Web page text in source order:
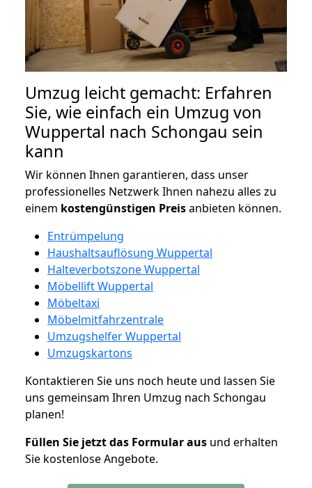
Umzug leicht gemacht: Erfahren
Sie, wie einfach ein Umzug von
Wuppertal nach Schongau sein
kann
Wir können Ihnen garantieren, dass unser
professionelles Netzwerk Ihnen nahezu alles zu
einem kostengünstigen Preisanbieten können.
Entrümpelung
Haushaltsauflösung Wuppertal
Halteverbotszone Wuppertal
Möbellift Wuppertal
Möbeltaxi
Möbelmitfahrzentrale
Umzugshelfer Wuppertal
Umzugskartons
Kontaktieren Sie uns noch heute und lassen Sie
uns gemeinsam Ihren Umzug nach Schongau
planen!
Füllen Sie jetzt das Formular aus und erhalten
Sie kostenlose Angebote.